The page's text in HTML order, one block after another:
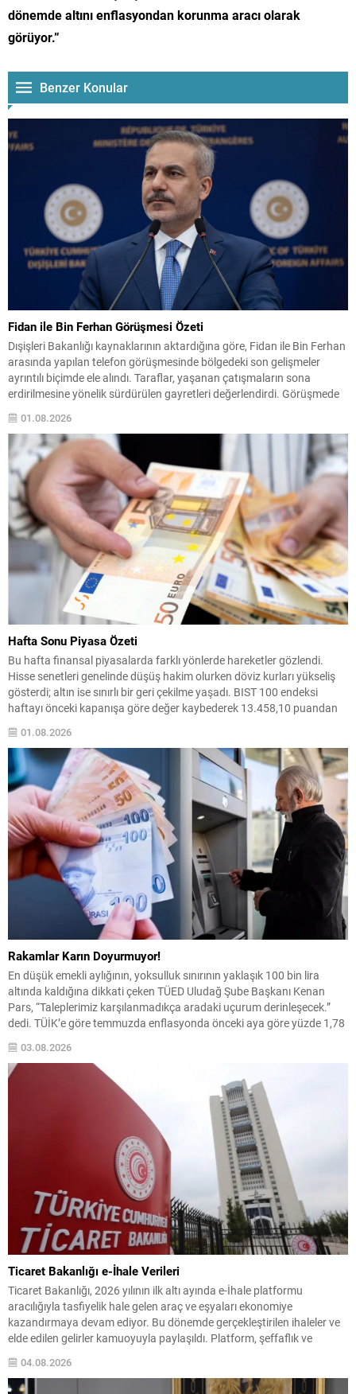
dönemde altını enflasyondan korunma aracı olarak
görüyor.”
Benzer Konular
Fidan ile Bin Ferhan Görüşmesi Özeti
Dışişleri Bakanlığı kaynaklarının aktardığına göre, Fidan ile Bin Ferhan
arasında yapılan telefon görüşmesinde bölgedeki son gelişmeler
ayrıntılı biçimde ele alındı. Taraflar, yaşanan çatışmaların sona
erdirilmesine yönelik sürdürülen gayretleri değerlendirdi. Görüşmede
atılabilecek adımlar üzerinde duruldu. Diplomatik kanalların etkin
biçimde kullanılması ve gerekli koordinasyonun sağlanması...
01.08.2026
Hafta Sonu Piyasa Özeti
Bu hafta finansal piyasalarda farklı yönlerde hareketler gözlendi.
Hisse senetleri genelinde düşüş hakim olurken döviz kurları yükseliş
gösterdi; altın ise sınırlı bir geri çekilme yaşadı. BIST 100 endeksi
haftayı önceki kapanışa göre değer kaybederek 13.458,10 puandan
tamamladı. Endeks hafta içinde en düşük 13.216,16, en yüksek
14.085,39 puanı gördü ve toplamda...
01.08.2026
Rakamlar Karın Doyurmuyor!
En düşük emekli aylığının, yoksulluk sınırının yaklaşık 100 bin lira
altında kaldığına dikkati çeken TÜED Uludağ Şube Başkanı Kenan
Pars, “Taleplerimiz karşılanmadıkça aradaki uçurum derinleşecek.”
dedi. TÜİK’e göre temmuzda enflasyonda önceki aya göre yüzde 1,78
artış, önceki yılın aynı ayına göre yüzde 31,75 artış ve 12 aylık
ortalamalara göre yüzde...
03.08.2026
Ticaret Bakanlığı e-İhale Verileri
Ticaret Bakanlığı, 2026 yılının ilk altı ayında e-İhale platformu
aracılığıyla tasfiyelik hale gelen araç ve eşyaları ekonomiye
kazandırmaya devam ediyor. Bu dönemde gerçekleştirilen ihaleler ve
elde edilen gelirler kamuoyuyla paylaşıldı. Platform, şeffaflık ve
vatandaşların hem de tüzel kişilerin dijital ortamda kolayca işlem
yapmasına...
04.08.2026